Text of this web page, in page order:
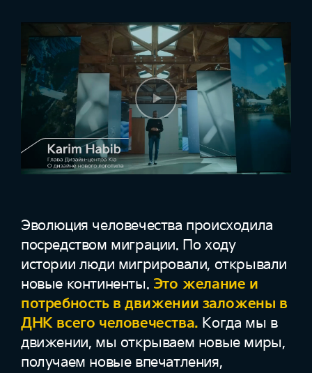
Эволюция человечества происходила
посредством миграции. По ходу
истории люди мигрировали, открывали
новые континенты. Это желание и
потребность в движении заложены в
ДНК всего человечества. Когда мы в
движении, мы открываем новые миры,
получаем новые впечатления,